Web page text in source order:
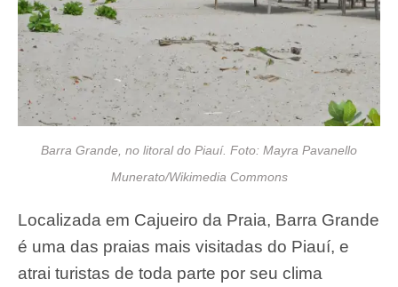
Barra Grande, no litoral do Piauí. Foto: Mayra Pavanello
Munerato/Wikimedia Commons
Localizada em Cajueiro da Praia, Barra Grande
é uma das praias mais visitadas do Piauí, e
atrai turistas de toda parte por seu clima